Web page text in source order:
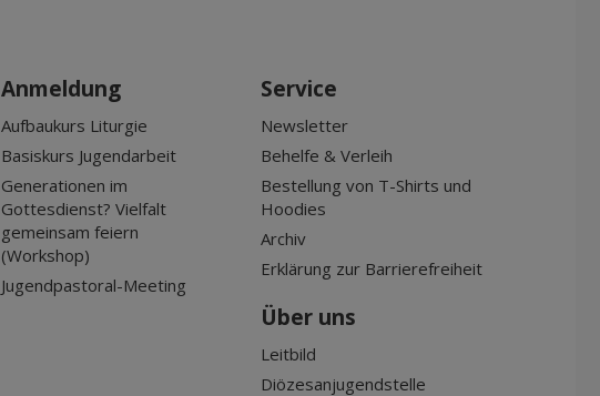
Anmeldung
Aufbaukurs Liturgie
Basiskurs Jugendarbeit
Generationen im
Gottesdienst? Vielfalt
gemeinsam feiern
(Workshop)
Jugendpastoral-Meeting
Service
Newsletter
Behelfe & Verleih
Bestellung von T-Shirts und
Hoodies
Archiv
Erklärung zur Barrierefreiheit
Über uns
Leitbild
Diözesanjugendstelle